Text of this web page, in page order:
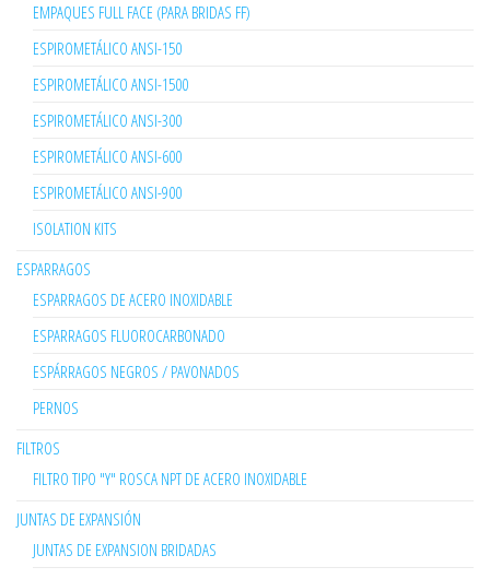
EMPAQUES FULL FACE (PARA BRIDAS FF)
ESPIROMETÁLICO ANSI-150
ESPIROMETÁLICO ANSI-1500
ESPIROMETÁLICO ANSI-300
ESPIROMETÁLICO ANSI-600
ESPIROMETÁLICO ANSI-900
ISOLATION KITS
ESPARRAGOS
ESPARRAGOS DE ACERO INOXIDABLE
ESPARRAGOS FLUOROCARBONADO
ESPÁRRAGOS NEGROS / PAVONADOS
PERNOS
FILTROS
FILTRO TIPO "Y" ROSCA NPT DE ACERO INOXIDABLE
JUNTAS DE EXPANSIÓN
JUNTAS DE EXPANSION BRIDADAS